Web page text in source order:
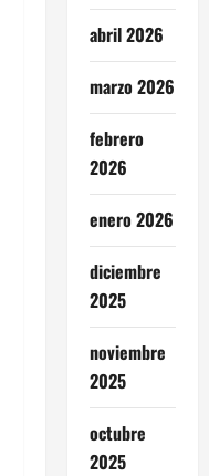
abril 2026
marzo 2026
febrero
2026
enero 2026
diciembre
2025
noviembre
2025
octubre
2025